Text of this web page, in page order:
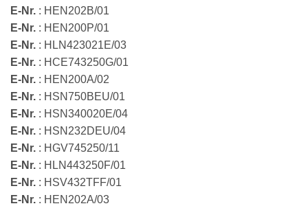
E-Nr. : HEN202B/01
E-Nr. : HEN200P/01
E-Nr. : HLN423021E/03
E-Nr. : HCE743250G/01
E-Nr. : HEN200A/02
E-Nr. : HSN750BEU/01
E-Nr. : HSN340020E/04
E-Nr. : HSN232DEU/04
E-Nr. : HGV745250/11
E-Nr. : HLN443250F/01
E-Nr. : HSV432TFF/01
E-Nr. : HEN202A/03